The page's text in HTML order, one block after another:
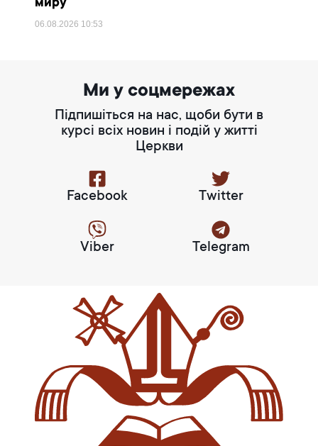
миру
06.08.2026 10:53
Ми у соцмережах
Підпишіться на нас, щоби бути в
курсі всіх новин і подій у житті
Церкви
Facebook Twitter
Viber Telegram